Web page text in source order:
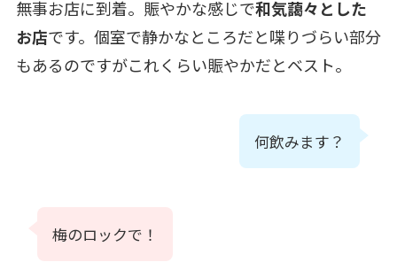
無事お店に到着。賑やかな感じで和気藹々とした
お店です。個室で静かなところだと喋りづらい部分
もあるのですがこれくらい賑やかだとベスト。
何飲みます？
梅のロックで！